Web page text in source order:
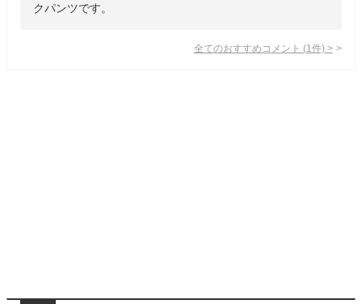
クパンツです。
全てのおすすめコメント (1 件) >